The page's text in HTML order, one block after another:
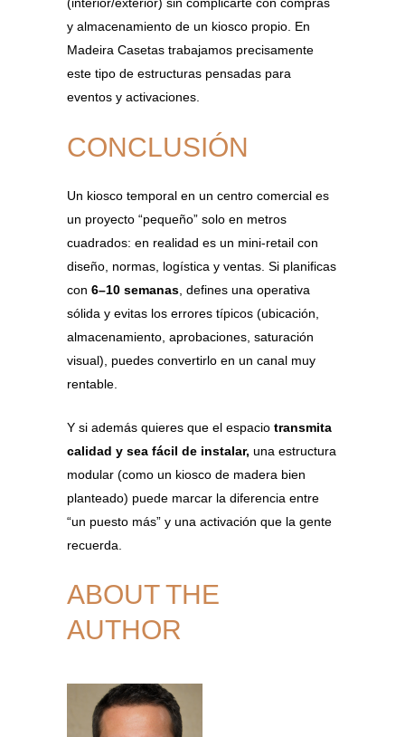
y almacenamiento de un kiosco propio. En
Madeira Casetas trabajamos precisamente
este tipo de estructuras pensadas para
eventos y activaciones.
CONCLUSIÓN
Un kiosco temporal en un centro comercial es
un proyecto “pequeño” solo en metros
cuadrados: en realidad es un mini-retail con
diseño, normas, logística y ventas. Si planificas
con 6–10 semanas , defines una operativa
sólida y evitas los errores típicos (ubicación,
almacenamiento, aprobaciones, saturación
visual), puedes convertirlo en un canal muy
rentable.
Y si además quieres que el espacio transmita
calidad y sea fácil de instalar, una estructura
modular (como un kiosco de madera bien
planteado) puede marcar la diferencia entre
“un puesto más” y una activación que la gente
recuerda.
ABOUT THE
AUTHOR